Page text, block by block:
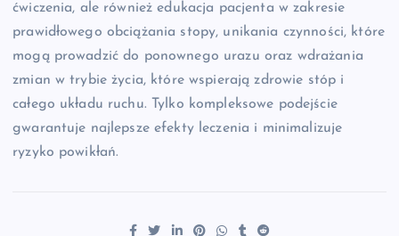
ćwiczenia, ale również edukacja pacjenta w zakresie
prawidłowego obciążania stopy, unikania czynności, które
mogą prowadzić do ponownego urazu oraz wdrażania
zmian w trybie życia, które wspierają zdrowie stóp i
całego układu ruchu. Tylko kompleksowe podejście
gwarantuje najlepsze efekty leczenia i minimalizuje
ryzyko powikłań.